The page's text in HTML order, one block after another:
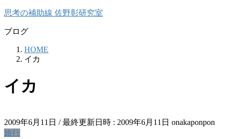
コ
テ
キ
ナ
ゲ
に
思考の補助線 佐野彰研究室
ブログ
HOME
イカ
イカ
2009年6月11日 / 最終更新日時 : 2009年6月11日 onakaponpon
旅行